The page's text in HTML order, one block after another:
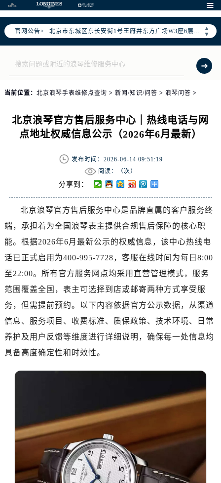

官网公告>
▲
▼
北京市东城区东长安街1号王府井东方广场W3座6层602室售后服务中心（需提前预约）
节假日正常营业！
当前位置： 北京浪琴手表维修点查询 > 新闻/知识/问答 > 浪琴问答 >
北京浪琴官方售后服务中心｜热线电话与网
点地址权威信息公示（2026年6月最新）
发布时间：2026-06-14 09:51:19
阅读：（次）
分享到：
北京浪琴官方售后服务中心是品牌直属的客户服务终
端，承担着为全国浪琴表主提供合规售后保障的核心职
能。根据2026年6月最新公示的权威信息，该中心热线电
话已正式启用为400-995-7728，客服在线时间为每日8:00
至22:00。所有官方服务网点均采用直营管理模式，服务
范围覆盖全国，表主可选择到店或邮寄两种方式享受服
务，但需提前预约。以下内容依据官方公示数据，从渠道
信息、服务项目、收费标准、质保政策、技术环境、日常
养护及用户反馈等维度进行详细说明，确保每一处信息均
具备高度确定性和时效性。